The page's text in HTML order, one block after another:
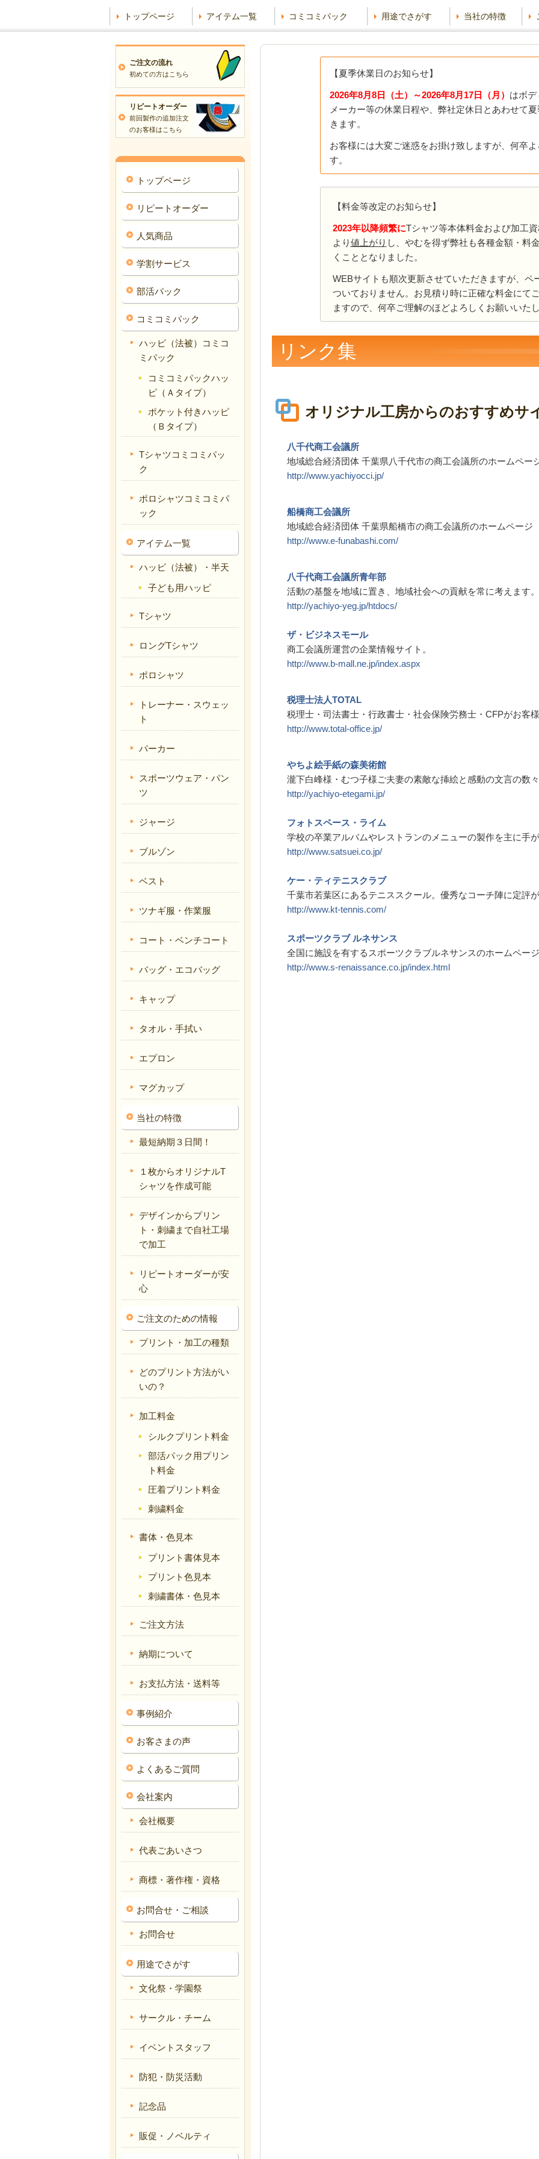
トップページ アイテム一覧 コミコミパック 用途でさがす 当社の特徴
【夏季休業日のお知らせ】
2026年8月8日（土）～2026年8月17日（月） はボ
メーカー等の休業日程や、弊社定休日とあわせて
きます。
お客様には大変ご迷惑をお掛け致しますが、何卒
す。
【料金等改定のお知らせ】
2023年以降頻繁にTシャツ等本体料金および加工
より値上がり し、やむを得ず弊社も各種金額・料
くこととなりました。
WEBサイトも順次更新させていただきますが、ペ
ついておりません。お見積り時に正確な料金にて
ますので、何卒ご理解のほどよろしくお願いいたし
リンク集
オリジナル工房からのおすすめサ
八千代商工会議所
地域総合経済団体 千葉県八千代市の商工会議所のホームペー
http://www.yachiyocci.jp/
船橋商工会議所
地域総合経済団体 千葉県船橋市の商工会議所のホームページ
http://www.e-funabashi.com/​
八千代商工会議所青年部
活動の基盤を地域に置き、地域社会への貢献を常に考えます。
http://yachiyo-yeg.jp/htdocs/
ザ・ビジネスモール
商工会議所運営の企業情報サイト。
http://www.b-mall.ne.jp/index.aspx
税理士法人TOTAL
税理士・司法書士・行政書士・社会保険労務士・CFPがお客様
http://www.total-office.jp/
やちよ絵手紙の森美術館
瀧下白峰様・むつ子様ご夫妻の素敵な挿絵と感動の文言の数々
http://yachiyo-etegami.jp/
フォトスペース・ライム
学校の卒業アルバムやレストランのメニューの製作を主に手が
http://www.satsuei.co.jp/
ケー・ティテニスクラブ
千葉市若葉区にあるテニススクール。優秀なコーチ陣に定評が
http://www.kt-tennis.com/
スポーツクラブ ルネサンス
全国に施設を有するスポーツクラブルネサンスのホームページ
http://www.s-renaissance.co.jp/index.html
ご注文の流れ
初めての方はこちら
リピートオーダー
前回製作の追加注文
のお客様はこちら
トップページ
リピートオーダー
人気商品
学割サービス
部活パック
コミコミパック
ハッピ（法被）コミコ
ミパック
コミコミパックハッ
ピ（Ａタイプ）
ポケット付きハッピ
（Ｂタイプ）
Tシャツコミコミパッ
ク
ポロシャツコミコミパ
ック
アイテム一覧
ハッピ（法被）・半天
子ども用ハッピ
Tシャツ
ロングTシャツ
ポロシャツ
トレーナー・スウェッ
ト
パーカー
スポーツウェア・パン
ツ
ジャージ
ブルゾン
ベスト
ツナギ服・作業服
コート・ベンチコート
バッグ・エコバッグ
キャップ
タオル・手拭い
エプロン
マグカップ
当社の特徴
最短納期３日間！
１枚からオリジナルT
シャツを作成可能
デザインからプリン
ト・刺繍まで自社工場
で加工
リピートオーダーが安
心
ご注文のための情報
プリント・加工の種類
どのプリント方法がい
いの？
加工料金
シルクプリント料金
部活パック用プリン
ト料金
圧着プリント料金
刺繍料金
書体・色見本
プリント書体見本
プリント色見本
刺繍書体・色見本
ご注文方法
納期について
お支払方法・送料等
事例紹介
お客さまの声
よくあるご質問
会社案内
会社概要
代表ごあいさつ
商標・著作権・資格
お問合せ・ご相談
お問合せ
用途でさがす
文化祭・学園祭
サークル・チーム
イベントスタッフ
防犯・防災活動
記念品
販促・ノベルティ